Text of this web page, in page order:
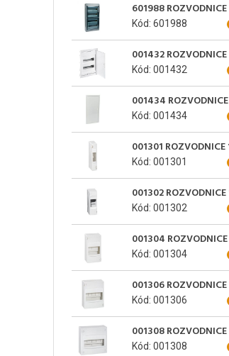
601988
Kód: 601988
001432
Kód: 001432
001434
Kód: 001434
001301 ROZVODNICE
Kód: 001301
001302
Kód: 001302
001304
Kód: 001304
001306
Kód: 001306
001308
Kód: 001308